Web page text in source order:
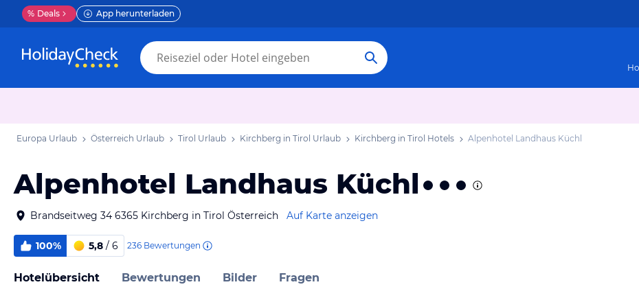
% Deals App herunterladen
Europa Urlaub Österreich Urlaub Tirol Urlaub Kirchberg in Tirol Urlaub Kirchberg in Tirol Hotels Alpenhotel Landhaus Küchl
Alpenhotel Landhaus Küchl
Brandseitweg 34 6365 Kirchberg in Tirol Österreich Auf Karte anzeigen
100% 5,8 / 6 236 Bewertungen
Hotelübersicht Bewertungen Bilder Fragen